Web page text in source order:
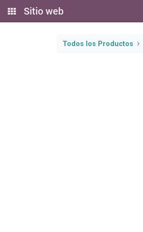
Sitio web
Todos los Productos